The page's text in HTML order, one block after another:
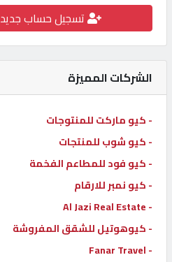
شركات
مميزة
إبحث
إتصل
بنا
إعلانات
تسجيل حساب جديد
الشركات المميزة
- كيو ماركت للمنتوجات
- كيو شوب للمنتجات
- كيو فود للمطاعم الفخمة
- كيو نمبر للارقام
- Al Jazi Real Estate
- كيوهوتيل للشقق المفروشة
- Fanar Travel